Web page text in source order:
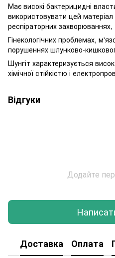
Має високі бактерицидні
використовувати цей матеріал
респіраторних захворюваннях,
Гінекологічних проблемах,
порушеннях шлунково-
Шунгіт характеризується
хімічної стійкістю і
Відгуки
Додайте
Доставка Оплата